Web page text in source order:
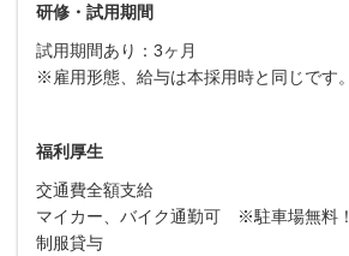
研修・試用期間
試用期間あり：3ヶ月
※雇用形態、給与は本採用時と同じです。
福利厚生
交通費全額支給
マイカー、バイク通勤可 ※駐車場無料！
制服貸与